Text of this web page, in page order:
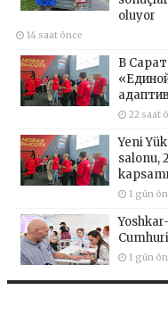
oluyor
14 saat önce
В
22 saat
Yeni
salonu,
1 gün
1 gün